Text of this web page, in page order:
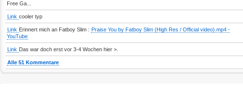
Free Ga...
Link cooler typ
Link Erinnert mich an Fatboy Slim : Praise You by Fatboy Slim (High Res / Official video).mp4 -
YouTube
Link Das war doch erst vor 3-4 Wochen hier >.
Alle 51 Kommentare